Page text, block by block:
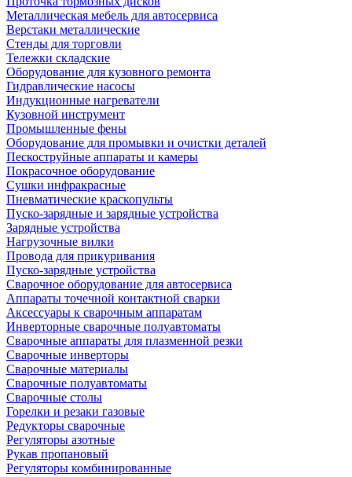
Металлическая мебель для автосервиса
Верстаки металлические
Стенды для торговли
Тележки складские
Оборудование для кузовного ремонта
Гидравлические насосы
Индукционные нагреватели
Кузовной инструмент
Промышленные фены
Оборудование для промывки и очистки деталей
Пескоструйные аппараты и камеры
Покрасочное оборудование
Сушки инфракрасные
Пневматические краскопульты
Пуско-зарядные и зарядные устройства
Зарядные устройства
Нагрузочные вилки
Провода для прикуривания
Пуско-зарядные устройства
Сварочное оборудование для автосервиса
Аппараты точечной контактной сварки
Аксессуары к сварочным аппаратам
Инверторные сварочные полуавтоматы
Сварочные аппараты для плазменной резки
Сварочные инверторы
Сварочные материалы
Сварочные полуавтоматы
Сварочные столы
Горелки и резаки газовые
Редукторы сварочные
Регуляторы азотные
Рукав пропановый
Регуляторы комбинированные